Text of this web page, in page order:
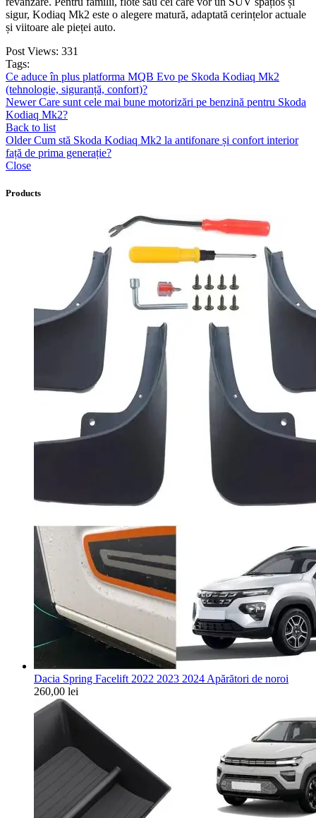
sigur, Kodiaq Mk2 este o alegere matură, adaptată cerințelor actuale
și viitoare ale pieței auto.
Post Views: 331
Tags:
Ce aduce în plus platforma MQB Evo pe Skoda Kodiaq Mk2
(tehnologie, siguranță, confort)?
Newer Care sunt cele mai bune motorizări pe benzină pentru Skoda
Kodiaq Mk2?
Back to list
Older Cum stă Skoda Kodiaq Mk2 la antifonare și confort interior
față de prima generație?
Close
Products
Dacia Spring Facelift 2022 2023 2024 Apărători de noroi
260,00 lei